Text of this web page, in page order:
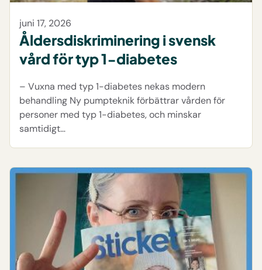
juni 17, 2026
Åldersdiskriminering i svensk
vård för typ 1-diabetes
– Vuxna med typ 1-diabetes nekas modern
behandling Ny pumpteknik förbättrar vården för
personer med typ 1-diabetes, och minskar
samtidigt…